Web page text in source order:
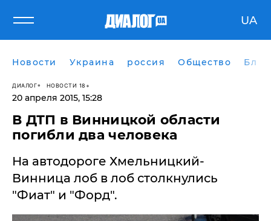
UA
Новости Украина россия Общество
ДИАЛОГ НОВОСТИ 18+
20 апреля 2015, 15:28
В ДТП в Винницкой области
погибли два человека
На автодороге Хмельницкий-
Винница лоб в лоб столкнулись
"Фиат" и "Форд".